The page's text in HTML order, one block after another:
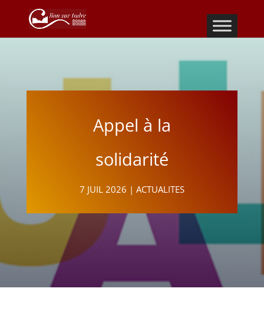
Appel à la
solidarité
7 JUIL 2026 | ACTUALITES